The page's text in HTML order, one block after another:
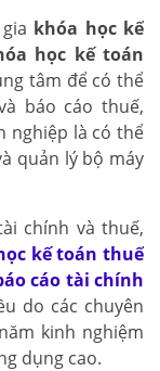
khóa học kế
học kế toán
tâm để có thể
báo cáo thuế,
nghiệp là có thể
quản lý bộ máy
chính và thuế,
kế toán thuế
cáo tài chính
do các chuyên
kinh nghiệm
dụng cao.